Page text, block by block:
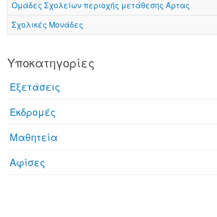
Ομάδες Σχολείων περιοχής μετάθεσης Άρτας
Σχολικές Μονάδες
Υποκατηγορίες
Eξετάσεις
Εκδρομές
Μαθητεία
Αφίσες